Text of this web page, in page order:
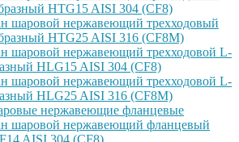
HTG15 AISI 304 (CF8)
шаровой нержавеющий трехходовый
HTG25 AISI 316 (CF8M)
шаровой нержавеющий трехходовой L-
HLG15 AISI 304 (CF8)
шаровой нержавеющий трехходовой L-
HLG25 AISI 316 (CF8M)
нержавеющие фланцевые
шаровой нержавеющий фланцевый
AISI 304 (CF8)